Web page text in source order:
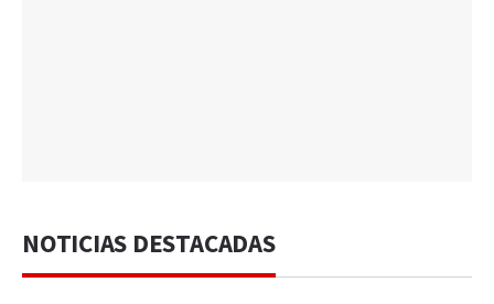
NOTICIAS DESTACADAS